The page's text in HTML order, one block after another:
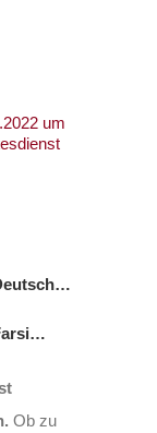
um
Ob zu